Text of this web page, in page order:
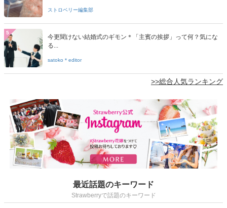
ストロベリー編集部
5
今更聞けない結婚式のギモン＊「主賓の挨拶」って何？気にな
る...
satoko＊editor
>>総合人気ランキング
最近話題のキーワード
Strawberryで話題のキーワード